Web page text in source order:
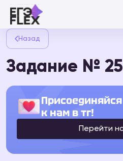
Назад
Задание №
Присоединяйся
к нам в тг!
Перейти